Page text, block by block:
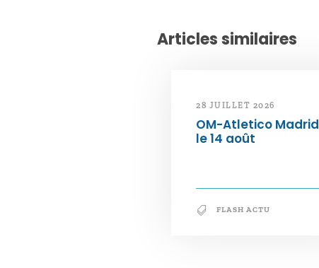
Articles similaires
28 JUILLET 2026
OM-Atletico Madrid
le 14 août
FLASH ACTU